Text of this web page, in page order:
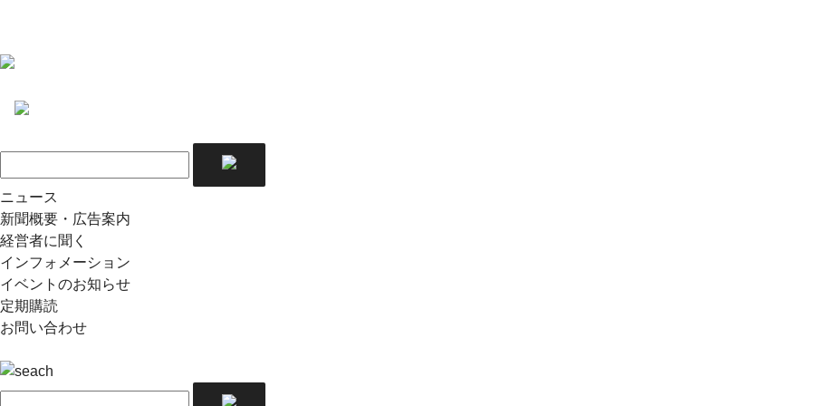
ニュース
新聞概要・広告案内
経営者に聞く
インフォメーション
イベントのお知らせ
定期購読
お問い合わせ